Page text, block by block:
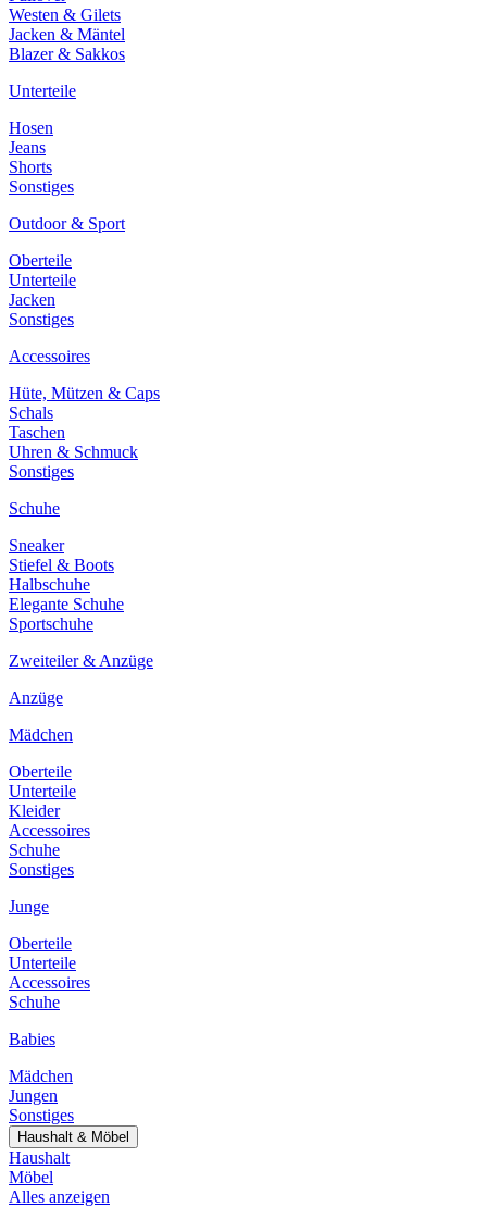
Westen & Gilets
Jacken & Mäntel
Blazer & Sakkos
Unterteile
Hosen
Jeans
Shorts
Sonstiges
Outdoor & Sport
Oberteile
Unterteile
Jacken
Sonstiges
Accessoires
Hüte, Mützen & Caps
Schals
Taschen
Uhren & Schmuck
Sonstiges
Schuhe
Sneaker
Stiefel & Boots
Halbschuhe
Elegante Schuhe
Sportschuhe
Zweiteiler & Anzüge
Anzüge
Mädchen
Oberteile
Unterteile
Kleider
Accessoires
Schuhe
Sonstiges
Junge
Oberteile
Unterteile
Accessoires
Schuhe
Babies
Mädchen
Jungen
Sonstiges
Haushalt & Möbel
Haushalt
Möbel
Alles anzeigen